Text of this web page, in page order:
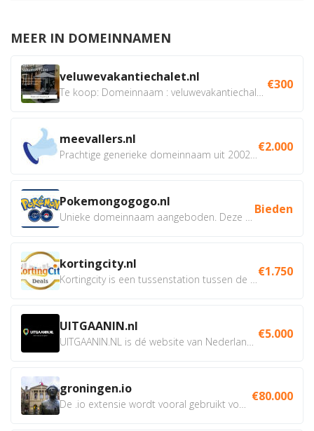
MEER IN DOMEINNAMEN
veluwevakantiechalet.nl €300
meevallers.nl €2.000
Pokemongogogo.nl Bieden
kortingcity.nl €1.750
UITGAANIN.nl €5.000
groningen.io €80.000